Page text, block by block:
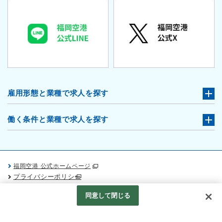
雇用形態と業種で求人を探す
働く条件と業種で求人を探す
福岡空港 公式ホームページ
プライバシーポリシー
Googleアナリティクスの利用について
同意して閉じる